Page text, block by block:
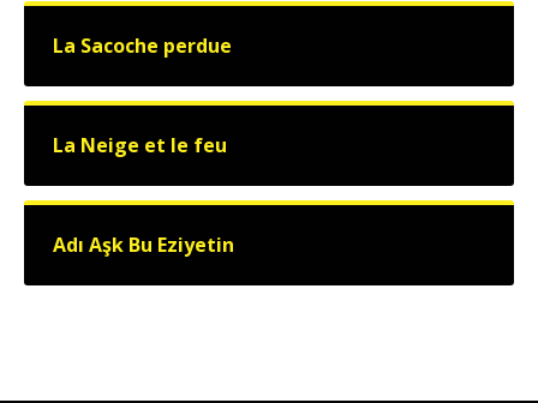
La Sacoche perdue
La Neige et le feu
Adı Aşk Bu Eziyetin